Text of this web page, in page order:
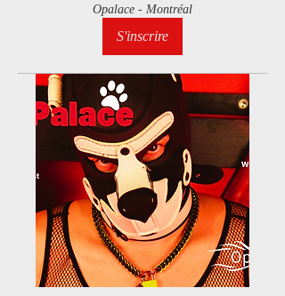
Opalace - Montréal
S'inscrire